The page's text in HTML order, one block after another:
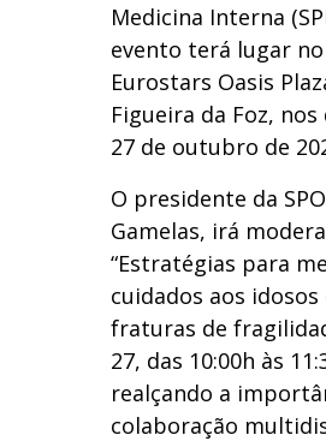
Medicina Interna
evento terá lugar
Eurostars Oasis
Figueira da Foz, nos
27 de outubro de
O presidente da
Gamelas, irá
“Estratégias para
cuidados aos idosos
fraturas de
27, das 10:00h às
realçando a
colaboração